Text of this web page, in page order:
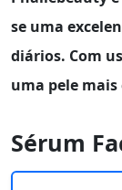
se uma
diários. Com
uma pele
Sérum